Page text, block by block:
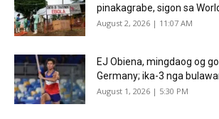
pinakagrabe, sigon sa World
August 2, 2026 | 11:07 AM
EJ Obiena, mingdaog og
Germany; ika-3 nga
August 1, 2026 | 5:30 PM